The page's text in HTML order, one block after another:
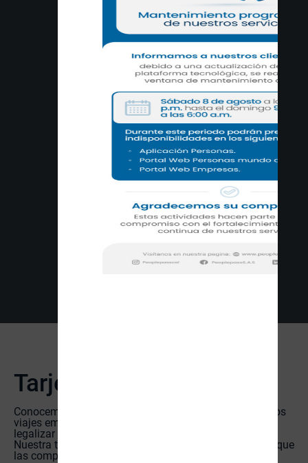
Tarjeta Gastos de Viaje
Conocemos las molestias de gestionar los gastos de los
viajes empresariales, sea en Colombia o en el mundo,
legalizar gastos de viaje puede ser una tarea irritante.
Nuestra tarjeta de Gastos de Viaje está diseñada para que
las complicaciones desaparezcan.